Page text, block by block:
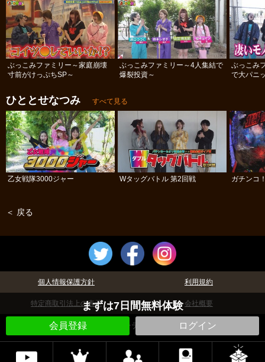
まずは7日間無料体験
会員登録 ログイン
ぶっこみファミリー～家庭崩壊
寸前がけっぷちSP～
ぶっこみファミリー～4人集結で
爆裂投資～
ぶっこみ
で大パニ
ひととせなつみ すべて見る
乙女戦隊3000ジャー Wタッグバトル 第2回戦 ガチンコ
＜ 戻る
個人情報保護方針 利用規約
特定商取引法上の表示 会社概要
©パチテレ！